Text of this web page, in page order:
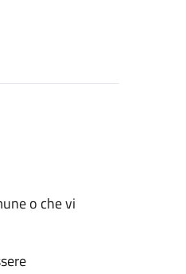
o che vi